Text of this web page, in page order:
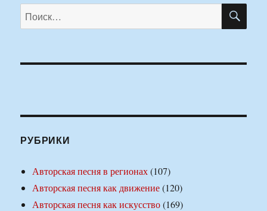
Искать:
РУБРИКИ
Авторская песня в регионах(107)
Авторская песня как движение(120)
Авторская песня как искусство(169)